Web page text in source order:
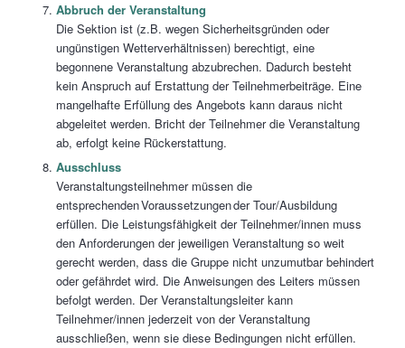
Abbruch der Veranstaltung
Die Sektion ist (z.B. wegen Sicherheitsgründen oder
ungünstigen Wetterverhältnissen) berechtigt, eine
begonnene Veranstaltung abzubrechen. Dadurch besteht
kein Anspruch auf Erstattung der Teilnehmerbeiträge. Eine
mangelhafte Erfüllung des Angebots kann daraus nicht
abgeleitet werden. Bricht der Teilnehmer die Veranstaltung
ab, erfolgt keine Rückerstattung.
Ausschluss
Veranstaltungsteilnehmer müssen die
entsprechenden Voraussetzungen der Tour/Ausbildung
erfüllen. Die Leistungsfähigkeit der Teilnehmer/innen muss
den Anforderungen der jeweiligen Veranstaltung so weit
gerecht werden, dass die Gruppe nicht unzumutbar behindert
oder gefährdet wird. Die Anweisungen des Leiters müssen
befolgt werden. Der Veranstaltungsleiter kann
Teilnehmer/innen jederzeit von der Veranstaltung
ausschließen, wenn sie diese Bedingungen nicht erfüllen.